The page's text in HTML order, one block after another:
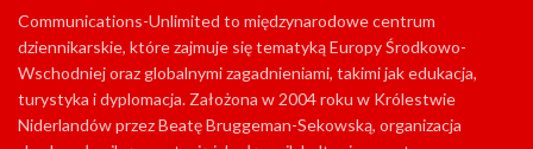
Communications-Unlimited to międzynarodowe centrum
dziennikarskie, które zajmuje się tematyką Europy Środkowo-
Wschodniej oraz globalnymi zagadnieniami, takimi jak edukacja,
turystyka i dyplomacja. Założona w 2004 roku w Królestwie
Niderlandów przez Beatę Bruggeman-Sekowską, organizacja